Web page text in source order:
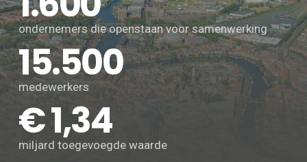
ondernemers die openstaan voor samenwerking
15.500
medewerkers
€ 1,34
miljard toegevoegde waarde